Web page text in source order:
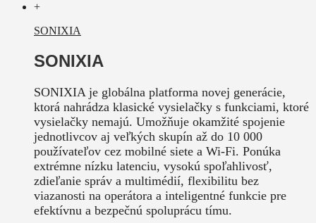
+
SONIXIA
SONIXIA
SONIXIA je globálna platforma novej generácie,
ktorá nahrádza klasické vysielačky s funkciami, ktoré
vysielačky nemajú. Umožňuje okamžité spojenie
jednotlivcov aj veľkých skupín až do 10 000
používateľov cez mobilné siete a Wi-Fi. Ponúka
extrémne nízku latenciu, vysokú spoľahlivosť,
zdieľanie správ a multimédií, flexibilitu bez
viazanosti na operátora a inteligentné funkcie pre
efektívnu a bezpečnú spoluprácu tímu.